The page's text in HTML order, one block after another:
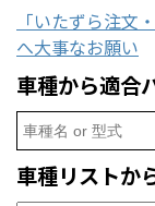
「いたずら注文
へ大事なお願い
車種から適合
Search
for:
車種リストか